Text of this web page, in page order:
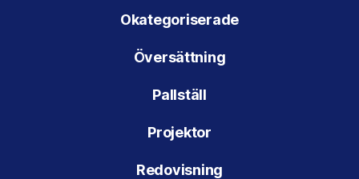
Okategoriserade
Översättning
Pallställ
Projektor
Redovisning